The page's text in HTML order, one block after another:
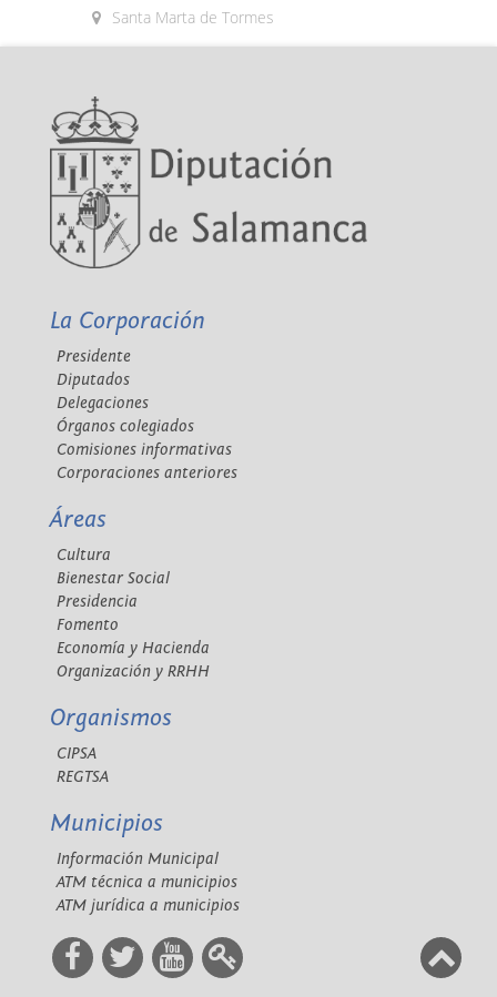
Santa Marta de Tormes
La Corporación
Presidente
Diputados
Delegaciones
Órganos colegiados
Comisiones informativas
Corporaciones anteriores
Áreas
Cultura
Bienestar Social
Presidencia
Fomento
Economía y Hacienda
Organización y RRHH
Organismos
CIPSA
REGTSA
Municipios
Información Municipal
ATM técnica a municipios
ATM jurídica a municipios